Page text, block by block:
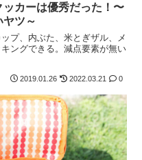
カーは優秀だった！〜
ツ～
プ、内ぶた、米とぎザル、メ
ングできる。減点要素が無い
2019.01.26 2022.03.21 0